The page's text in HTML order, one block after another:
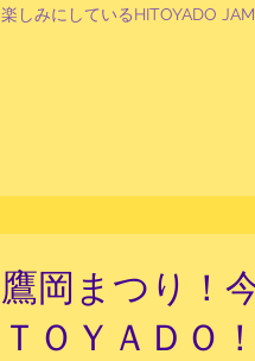
楽しみにしているHITOYADO
鷹岡まつり！
ＴＯＹＡＤＯ！